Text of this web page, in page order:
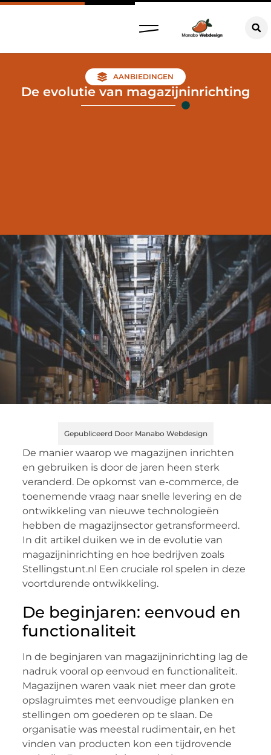
AANBIEDINGEN
De evolutie van magazijninrichting
Gepubliceerd Door Manabo Webdesign
De manier waarop we magazijnen inrichten
en gebruiken is door de jaren heen sterk
veranderd. De opkomst van e-commerce, de
toenemende vraag naar snelle levering en de
ontwikkeling van nieuwe technologieën
hebben de magazijnsector getransformeerd.
In dit artikel duiken we in de evolutie van
magazijninrichting en hoe bedrijven zoals
Stellingstunt.nl Een cruciale rol spelen in deze
voortdurende ontwikkeling.
De beginjaren: eenvoud en
functionaliteit
In de beginjaren van magazijninrichting lag de
nadruk vooral op eenvoud en functionaliteit.
Magazijnen waren vaak niet meer dan grote
opslagruimtes met eenvoudige planken en
stellingen om goederen op te slaan. De
organisatie was meestal rudimentair, en het
vinden van producten kon een tijdrovende